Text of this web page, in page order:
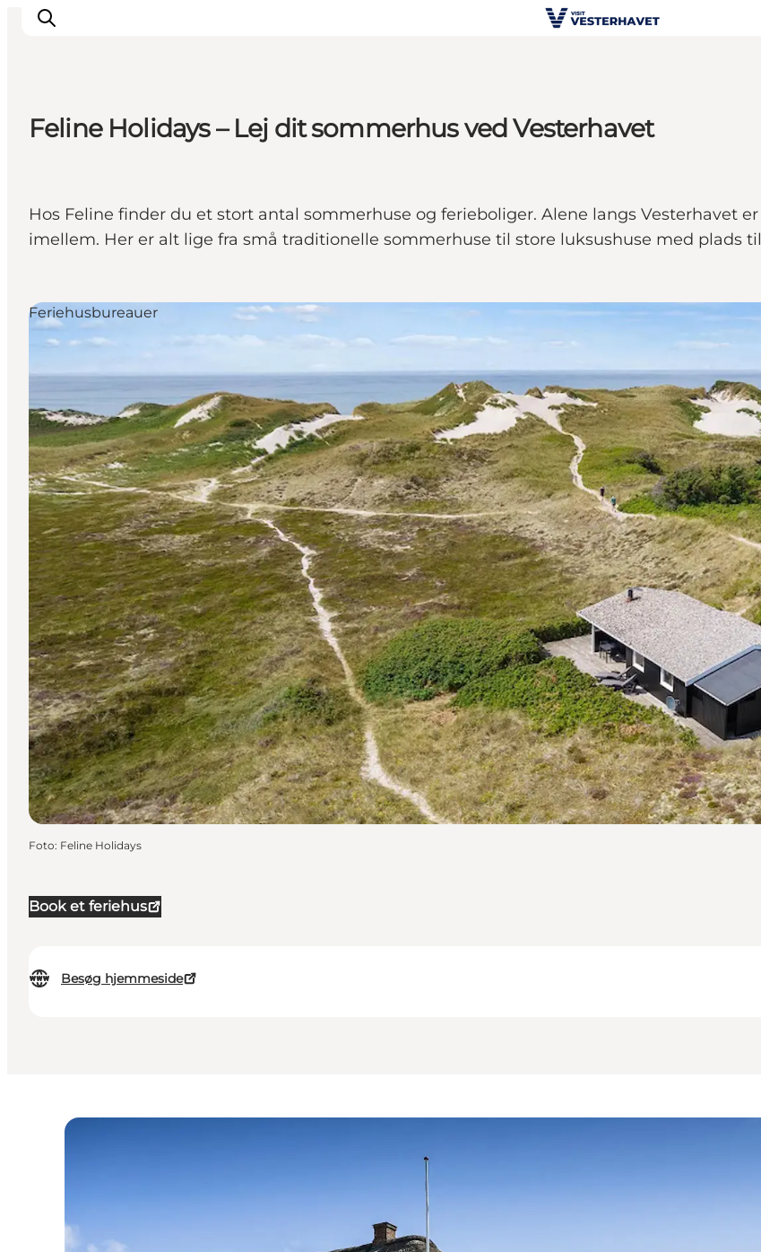
Vores Byer
Mad & Overnatning
Feline Holidays – Lej dit sommerhus ved Vesterhavet
Hos Feline finder du et stort antal sommerhuse og ferieboliger. Alene langs Vesterhavet
imellem. Her er alt lige fra små traditionelle sommerhuse til store luksushuse med plads
Book et feriehus
Besøg hjemmeside
Feriehusbureauer
Foto: Feline Holidays